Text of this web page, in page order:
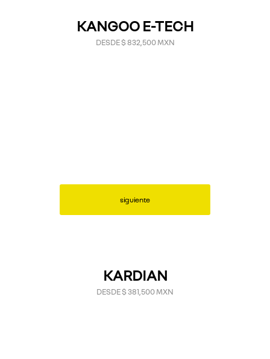
KANGOO E-TECH
DESDE $ 832,500 MXN
siguiente
KARDIAN
DESDE $ 381,500 MXN